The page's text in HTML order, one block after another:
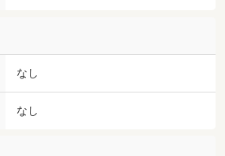
なし
なし